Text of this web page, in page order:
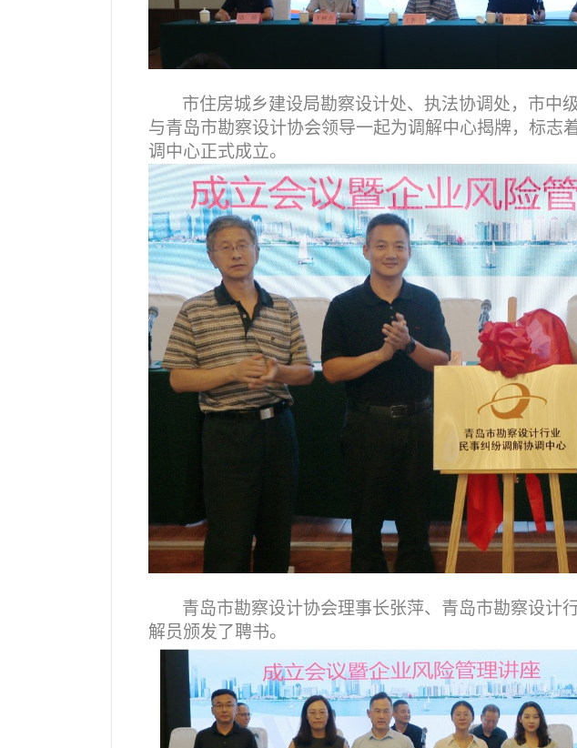
市住房城乡建设局勘察设计处、执法协调处，市中
与青岛市勘察设计协会领导一起为调解中心揭牌，标志
调中心正式成立。
青岛市勘察设计协会理事长张萍、青岛市勘察设计
解员颁发了聘书。